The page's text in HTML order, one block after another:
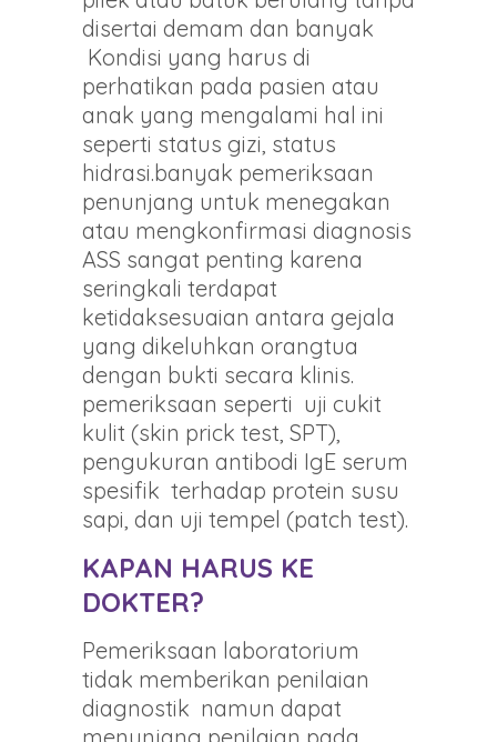
disertai demam dan banyak
Kondisi yang harus di
perhatikan pada pasien atau
anak yang mengalami hal ini
seperti status gizi, status
hidrasi.banyak pemeriksaan
penunjang untuk menegakan
atau mengkonfirmasi diagnosis
ASS sangat penting karena
seringkali terdapat
ketidaksesuaian antara gejala
yang dikeluhkan orangtua
dengan bukti secara klinis.
pemeriksaan seperti uji cukit
kulit (skin prick test, SPT),
pengukuran antibodi IgE serum
spesifik terhadap protein susu
sapi, dan uji tempel (patch test).
KAPAN HARUS KE
DOKTER?
Pemeriksaan laboratorium
tidak memberikan penilaian
diagnostik namun dapat